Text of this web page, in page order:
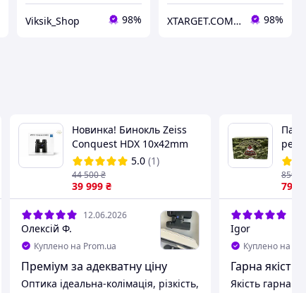
Viksik_Shop 98% XTARGET.COM.UA 98%
Новинка! Бинокль Zeiss
Conquest HDX 10x42mm
5.0 (1)
39 999 ₴
44 500₴
12.06.2026
Олексій Ф.
Куплено на Prom.ua
Преміум за адекватну ціну
Оптика ідеальна-колімація, різкість,
15
792
850
Igor
Куплено на
Гарна якість
Якість гарна